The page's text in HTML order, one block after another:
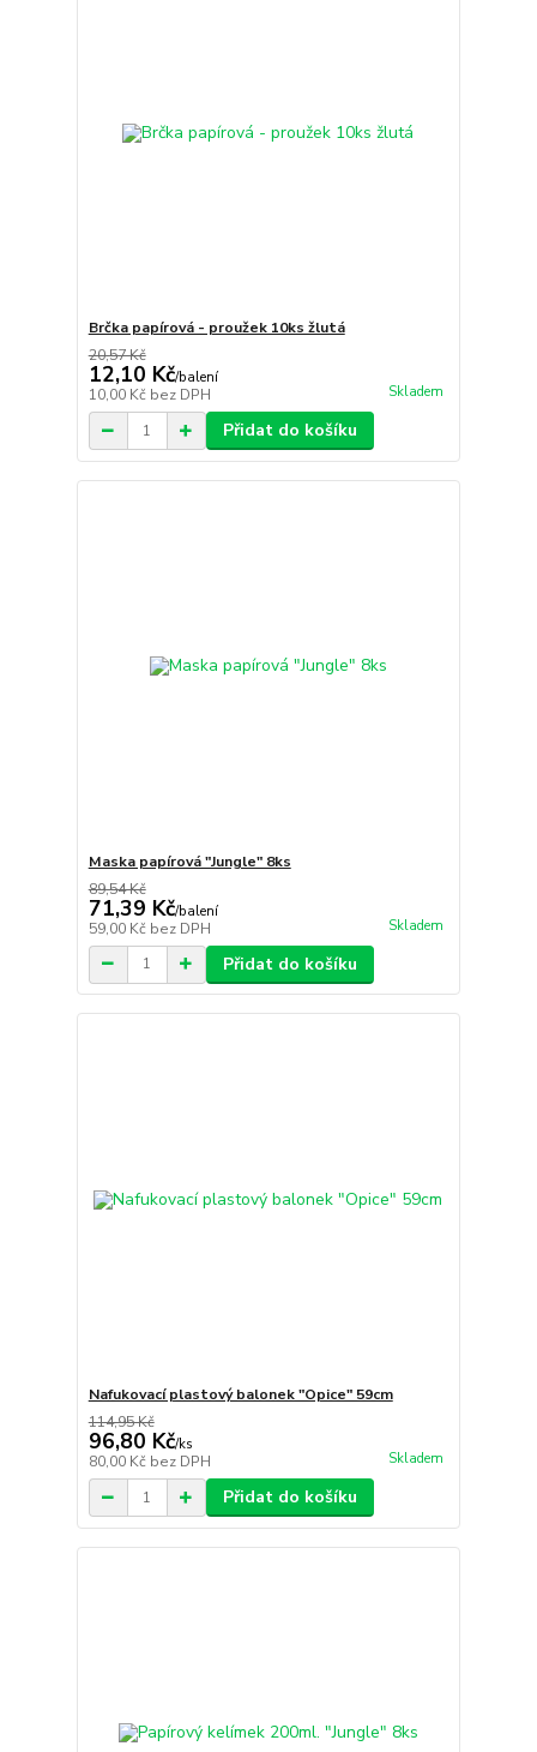
Brčka papírová - proužek 10ks žlutá
20,57 Kč
12,10 Kč/balení
10,00 Kč bez DPH Skladem
Přidat do košíku
Maska papírová "Jungle" 8ks
89,54 Kč
71,39 Kč/balení
59,00 Kč bez DPH Skladem
Přidat do košíku
Nafukovací plastový balonek "Opice" 59cm
114,95 Kč
96,80 Kč/ks
80,00 Kč bez DPH Skladem
Přidat do košíku